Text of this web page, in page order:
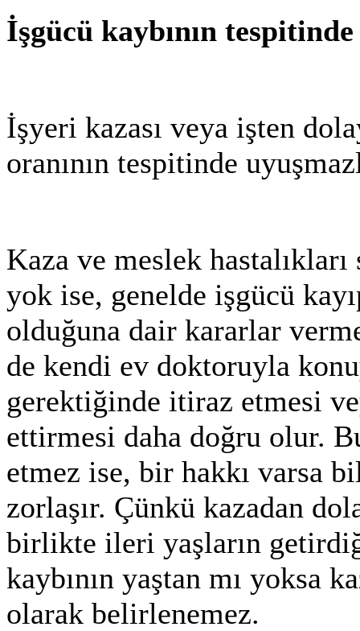
İşgücü kaybının
İşyeri kazası veya işten
oranının tespitinde
Kaza ve meslek
yok ise, genelde işgücü
olduğuna dair kararlar
de kendi ev doktoruyla
gerektiğinde itiraz etmesi
ettirmesi daha doğru olur.
etmez ise, bir hakkı varsa
zorlaşır. Çünkü kazadan
birlikte ileri yaşların
kaybının yaştan mı yoksa
olarak belirlenemez.